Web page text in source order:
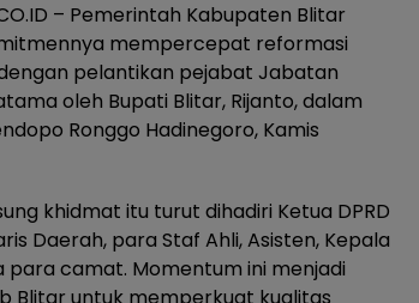
– Pemerintah Kabupaten Blitar
mempercepat reformasi
pelantikan pejabat Jabatan
oleh Bupati Blitar, Rijanto, dalam
Ronggo Hadinegoro, Kamis
khidmat itu turut dihadiri Ketua DPRD
Daerah, para Staf Ahli, Asisten, Kepala
para camat. Momentum ini menjadi